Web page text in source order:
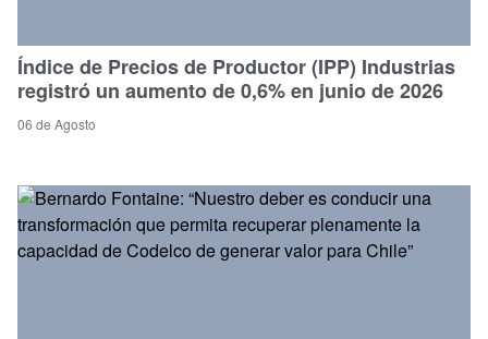
Índice de Precios de Productor (IPP) Industrias
registró un aumento de 0,6% en junio de 2026
06 de Agosto